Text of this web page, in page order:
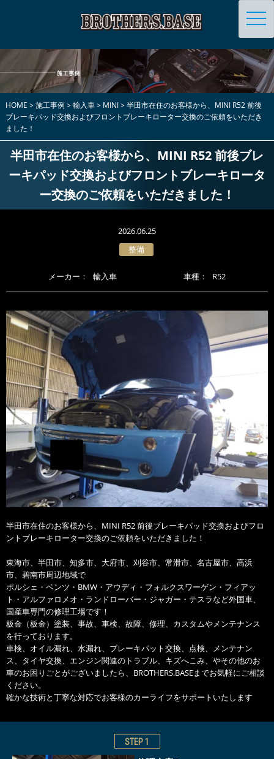
HOME >施工事例 >輸入車> MINI>半田市在住のお客様から、MINI R52 前後
ブレーキパッド交換およびフロントブレーキローター交換のご依頼をいただき
ました！
半田市在住のお客様から、MINI R52 前後ブレ
ーキパッド交換およびフロントブレーキロータ
ー交換のご依頼をいただきました！
2026.06.25
整備
メーカー： 輸入車 車種： R52
半田市在住のお客様から、MINI R52 前後ブレーキパッド交換およびフロ
ントブレーキローター交換のご依頼をいただきました！
東海市、半田市、知多市、大府市、刈谷市、常滑市、名古屋市、高浜
市、碧南市周辺地域で
ポルシェ・ベンツ・BMW・アウディ・フォルクスワーゲン・フィアッ
ト・アルファロメオ・ランドローバー・ジャガー・テスラなど外国車、
国産車専門の修理工場です！
板金（板金）塗装、事故、車検、故障、修理、カスタムやメンテナンス
を行っております。
車検、オイル漏れ、水漏れ、ブレーキパット交換、点検、メンテナン
ス、タイヤ交換、エンジン関連のトラブル、キズへこみ、やその他のお
車のお困りごとがございましたら、BROTHERS.BASEまでお気軽にご相談
ください。
確かな技術と丁寧な対応でお客様のカーライフをサポートいたします
STEP1